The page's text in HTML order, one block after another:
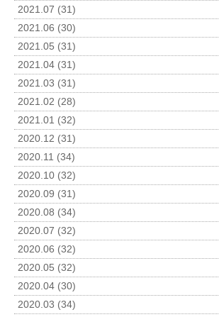
2021.07 (31)
2021.06 (30)
2021.05 (31)
2021.04 (31)
2021.03 (31)
2021.02 (28)
2021.01 (32)
2020.12 (31)
2020.11 (34)
2020.10 (32)
2020.09 (31)
2020.08 (34)
2020.07 (32)
2020.06 (32)
2020.05 (32)
2020.04 (30)
2020.03 (34)